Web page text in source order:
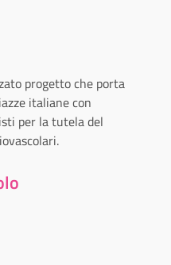
progetto che porta
italiane con
per la tutela del